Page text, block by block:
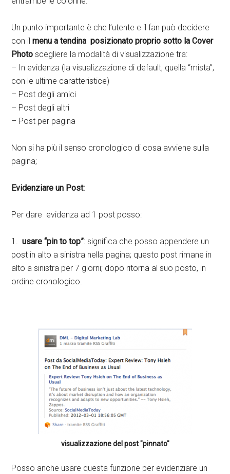
Un punto importante è che l’utente e il fan può decidere
con ilmenu a tendina posizionato proprio sotto la Cover
Photo scegliere la modalità di visualizzazione tra:
– In evidenza (la visualizzazione di default, quella “mista”,
con le ultime caratteristice)
– Post degli amici
– Post degli altri
– Post per pagina
Non si ha più il senso cronologico di cosa avviene sulla
pagina;
Evidenziare un Post:
Per dare evidenza ad 1 post posso:
1.usare “pin to top”: significa che posso appendere un
post in alto a sinistra nella pagina; questo post rimane in
alto a sinistra per 7 giorni; dopo ritorna al suo posto, in
ordine cronologico.
visualizzazione del post "pinnato"
Posso anche usare questa funzione per evidenziare un